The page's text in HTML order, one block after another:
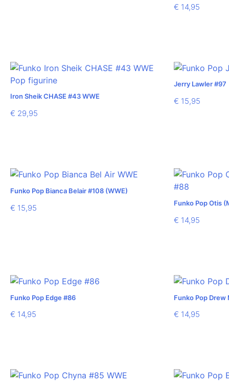
€ 14,95
Iron Sheik CHASE #43 WWE
€ 29,95
Jerry Lawler #97
€ 15,95
Funko Pop Bianca Belair #108 (WWE)
€ 15,95 Funko Pop Otis
€ 14,95
Funko Pop Edge #86
€ 14,95
Funko Pop
€ 14,95